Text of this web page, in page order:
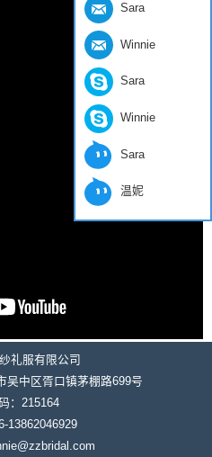
礼服有限公司
吴中区胥口镇茅棚路699号
：215164
13862046929
Sara
Winnie
Sara
Winnie
Sara
温妮